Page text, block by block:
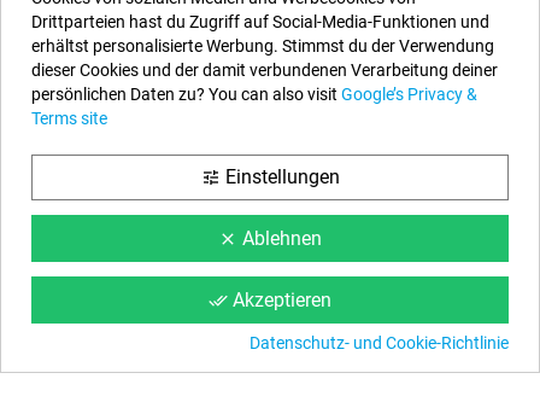
TELMA (MAFRA) el 22/07/2024 ... ""
Unsere Kontaktdaten
EYAROC COMPANY SL (DE329113465)
Rufen Sie uns jetzt an:DE: 0800.000.2626
Öffnungszeiten:Montag bis Freitag: 9–14 Uhr und 15–18 Uhr
Instagram
Drittparteien hast du Zugriff auf Social-Media-Funktionen und
erhältst personalisierte Werbung. Stimmst du der Verwendung
dieser Cookies und der damit verbundenen Verarbeitung deiner
persönlichen Daten zu? You can also visit Google’s Privacy &
Terms site
tune Einstellungen
clear Ablehnen
done_all Akzeptieren
Datenschutz- und Cookie-Richtlinie